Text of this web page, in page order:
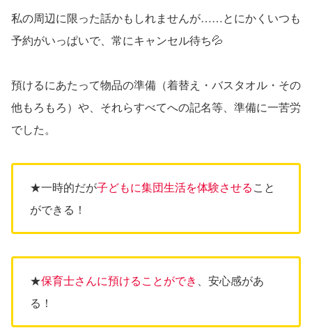
私の周辺に限った話かもしれませんが……とにかくいつも
予約がいっぱいで、常にキャンセル待ち💦
預けるにあたって物品の準備（着替え・バスタオル・その
他もろもろ）や、それらすべてへの記名等、準備に一苦労
でした。
★一時的だが子どもに集団生活を体験させること
ができる！
★保育士さんに預けることができ 、安心感があ
る！